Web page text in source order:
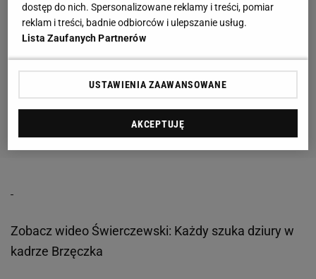
Zobacz wideoŚwierczewski: Każdy szuka dziury w
kadrze Brzęczka
dostęp do nich. Spersonalizowane reklamy i treści, pomiar
reklam i treści, badnie odbiorców i ulepszanie usług.
Lista Zaufanych Partnerów
USTAWIENIA ZAAWANSOWANE
AKCEPTUJĘ